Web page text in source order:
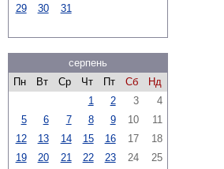
29
30 31
серпень
Пн
Вт Ср Чт Пт Сб
Нд
1
2 3
4
5
6 7 8 9 10
11
12
13 14 15 16 17
18
19
20 21 22 23 24
25